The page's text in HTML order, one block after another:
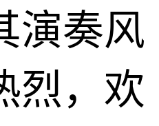
演奏风
烈，欢